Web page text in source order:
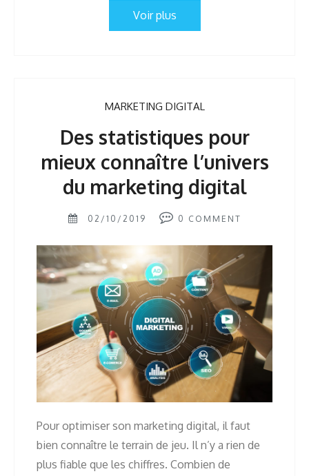
Voir plus
MARKETING DIGITAL
Des statistiques pour
mieux connaître l’univers
du marketing digital
02/10/2019 0 COMMENT
Pour optimiser son marketing digital, il faut
bien connaître le terrain de jeu. Il n’y a rien de
plus fiable que les chiffres. Combien de